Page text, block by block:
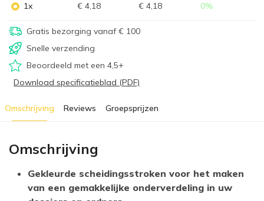
1x € 4,18 € 4,18 0%
Gratis bezorging vanaf € 100
Snelle verzending
Beoordeeld met een 4,5+
Download specificatieblad (PDF)
Omschrijving Reviews Groepsprijzen
Omschrijving
Gekleurde scheidingsstroken voor het maken
van een gemakkelijke onderverdeling in uw